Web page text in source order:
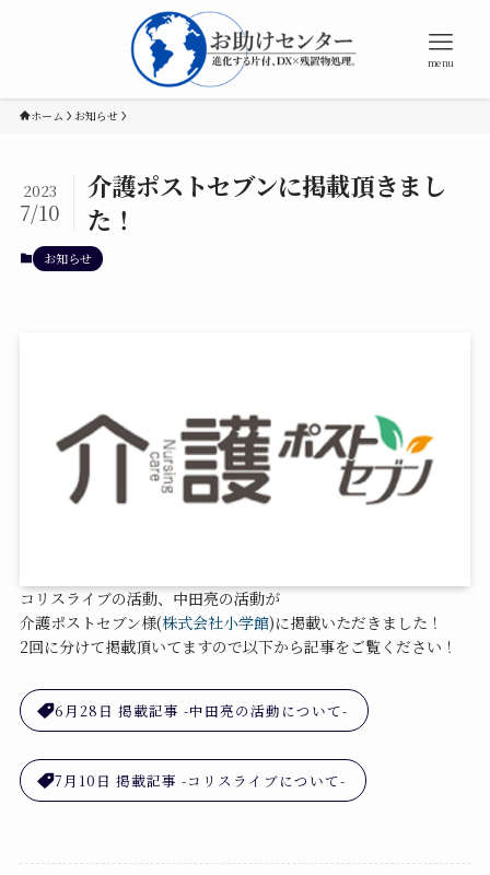
menu
ホーム お知らせ
介護ポストセブンに掲載頂きまし
た！
2023
7/10
お知らせ
コリスライブの活動、中田亮の活動が
介護ポストセブン様(株式会社小学館)に掲載いただきました！
2回に分けて掲載頂いてますので以下から記事をご覧ください！
6月28日 掲載記事 -中田亮の活動について-
7月10日 掲載記事 -コリスライブについて-